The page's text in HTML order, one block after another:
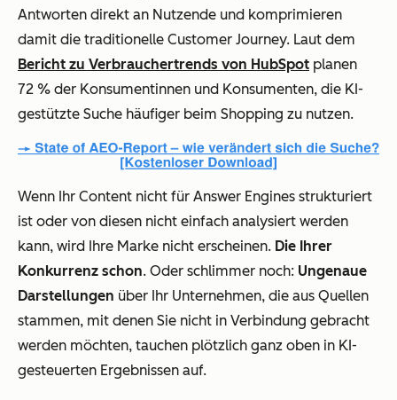
Antworten direkt an Nutzende und komprimieren
damit die traditionelle Customer Journey. Laut dem
Bericht zu Verbrauchertrends von HubSpot planen
72 % der Konsumentinnen und Konsumenten, die KI-
gestützte Suche häufiger beim Shopping zu nutzen.
Wenn Ihr Content nicht für Answer Engines strukturiert
ist oder von diesen nicht einfach analysiert werden
kann, wird Ihre Marke nicht erscheinen. Die Ihrer
Konkurrenz schon. Oder schlimmer noch: Ungenaue
Darstellungen über Ihr Unternehmen, die aus Quellen
stammen, mit denen Sie nicht in Verbindung gebracht
werden möchten, tauchen plötzlich ganz oben in KI-
gesteuerten Ergebnissen auf.